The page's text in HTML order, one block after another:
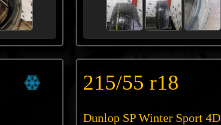
215/55 r18
Dunlop SP Winter Sport 4D